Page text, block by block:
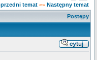
temat «» Następny temat
Postępy